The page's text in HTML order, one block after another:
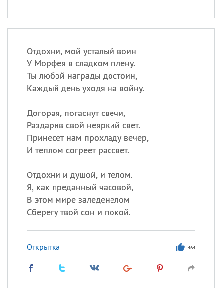
Отдохни, мой усталый воин
У Морфея в сладком плену.
Ты любой награды достоин,
Каждый день уходя на войну.
Догорая, погаснут свечи,
Раздарив свой неяркий свет.
Принесет нам прохладу вечер,
И теплом согреет рассвет.
Отдохни и душой, и телом.
Я, как преданный часовой,
В этом мире заледенелом
Сберегу твой сон и покой.
Открытка 464